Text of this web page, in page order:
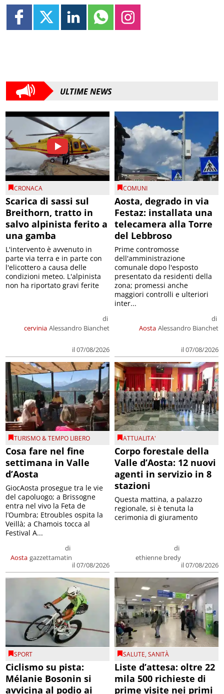
ULTIME NEWS
CRONACA
Scarica di sassi sul
Breithorn, tratto in
salvo alpinista ferito a
una gamba
cervinia
di
Alessandro Bianchet
il 07/08/2026
L'intervento è avvenuto in
parte via terra e in parte con
l'elicottero a causa delle
condizioni meteo. L'alpinista
non ha riportato gravi ferite
COMUNI
Aosta, degrado in via
Festaz: installata una
telecamera alla Torre
del Lebbroso
Aosta
di
Alessandro Bianchet
il 07/08/2026
Prime contromosse
dell'amministrazione
comunale dopo l'esposto
presentato da residenti della
zona; promessi anche
maggiori controlli e ulteriori
inter...
TURISMO & TEMPO LIBERO
Cosa fare nel fine
settimana in Valle
d’Aosta
Aosta
di
gazzettamatin
il 07/08/2026
GiocAosta prosegue tra le vie
del capoluogo; a Brissogne
entra nel vivo la Feta de
l’Oumbra; Etroubles ospita la
Veillà; a Chamois tocca al
Festival A...
ATTUALITA'
Corpo forestale della
Valle d’Aosta: 12 nuovi
agenti in servizio in 8
stazioni
di
ethienne bredy
il 07/08/2026
Questa mattina, a palazzo
regionale, si è tenuta la
cerimonia di giuramento
SPORT
Ciclismo su pista:
Mélanie Bosonin si
avvicina al podio ai
SALUTE,SANITÀ
Liste d’attesa: oltre 22
mila 500 richieste di
prime visite nei primi